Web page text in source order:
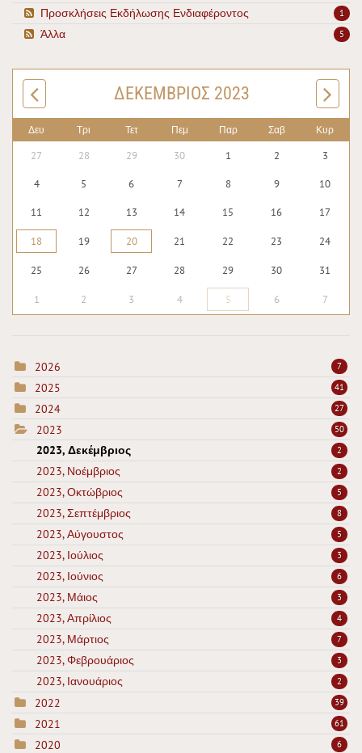
1
Προσκλήσεις Εκδήλωσης Ενδιαφέροντος
5
Άλλα
ΔΕΚΈΜΒΡΙΟΣ 2023
Δευ Τρι Τετ Πεμ Παρ Σαβ Κυρ
27 28 29 30 1 2 3
4 5 6 7 8 9 10
11 12 13 14 15 16 17
18 19 20 21 22 23 24
25 26 27 28 29 30 31
1 2 3 4 5 6 7
2026 7
2025 41
2024 27
2023 50
2023, Δεκέμβριος 2
2023, Νοέμβριος 2
2023, Οκτώβριος 5
2023, Σεπτέμβριος 8
2023, Αύγουστος 5
2023, Ιούλιος 3
2023, Ιούνιος 6
2023, Μάιος 3
2023, Απρίλιος 4
2023, Μάρτιος 7
2023, Φεβρουάριος 3
2023, Ιανουάριος 2
2022 39
2021 61
2020 6